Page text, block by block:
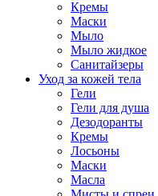
Кремы
Маски
Мыло
Мыло жидкое
Санитайзеры
Уход за кожей тела
Гели
Гели для душа
Дезодоранты
Кремы
Лосьоны
Маски
Масла